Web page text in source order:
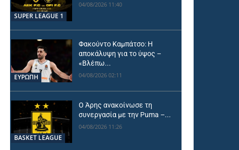
SUPER LEAGUE 1
04/08/2026 11:40
ΕΥΡΩΠΗ
Φακούντο Καμπάτσο: Η
αποκάλυψη για το ύψος –
«Βλέπω...
04/08/2026 02:11
BASKET LEAGUE
Ο Άρης ανακοίνωσε τη
συνεργασία με την Puma –...
04/08/2026 11:26